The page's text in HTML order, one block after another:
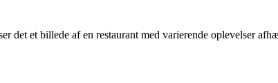
det et billede af en restaurant med varierende oplevelser